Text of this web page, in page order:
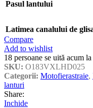
Pasul lantului
Latimea canalului de
Compare
Add to wishlist
18 persoane se uită acum
SKU: O183VXLHD025
Categorii: Motofierastraie,
lanturi
Share:
Inchide